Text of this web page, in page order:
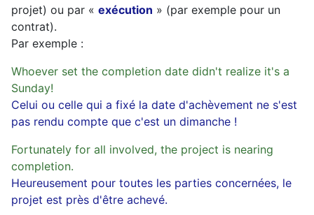
projet) ou par « exécution » (par exemple pour un
contrat).
Par exemple :
Whoever set the completion date didn't realize it's a
Sunday!
Celui ou celle qui a fixé la date d'achèvement ne s'est
pas rendu compte que c'est un dimanche !
Fortunately for all involved, the project is nearing
completion.
Heureusement pour toutes les parties concernées, le
projet est près d'être achevé.